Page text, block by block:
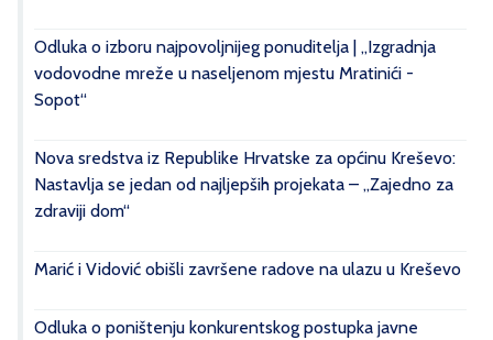
Odluka o izboru najpovoljnijeg ponuditelja | „Izgradnja
vodovodne mreže u naseljenom mjestu Mratinići -
Sopot“
Nova sredstva iz Republike Hrvatske za općinu Kreševo:
Nastavlja se jedan od najljepših projekata – „Zajedno za
zdraviji dom“
Marić i Vidović obišli završene radove na ulazu u Kreševo
Odluka o poništenju konkurentskog postupka javne